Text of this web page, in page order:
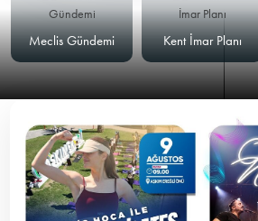
Meclis Gündemi
Kent İmar Planı